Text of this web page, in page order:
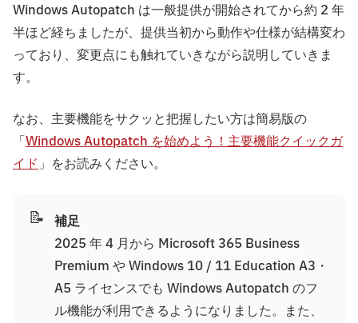
Windows Autopatch は一般提供が開始されてから約 2 年
半ほど経ちましたが、提供当初から動作や仕様が結構変わ
っており、変更点にも触れていきながら説明していきま
す。
なお、主要機能をサクッと把握したい方は簡易版の
「Windows Autopatch を始めよう！主要機能クイックガ
イド」をお読みください。
📝 補足
2025 年 4 月から Microsoft 365 Business
Premium や Windows 10 / 11 Education A3・
A5 ライセンスでも Windows Autopatch のフ
ル機能が利用できるようになりました。また、